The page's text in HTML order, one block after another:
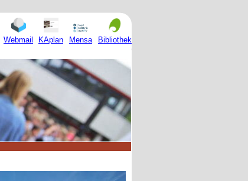
Webmail KAplan Mensa Bibliothek